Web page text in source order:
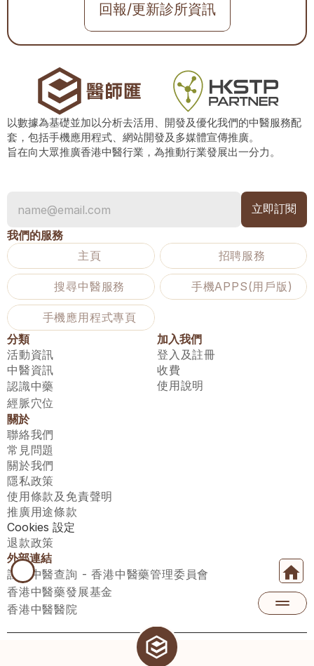
回報/更新診所資訊
以數據為基礎並加以分析去活用、開發及優化我們的中醫服務配
套，包括手機應用程式、網站開發及多媒體宣傳推廣。
旨在向大眾推廣香港中醫行業，為推動行業發展出一分力。
我們的服務
主頁
招聘服務
搜尋中醫服務 手機APPS(用戶版)
手機應用程式專頁
分類
活動資訊
中醫資訊
認識中藥
經脈穴位
加入我們
登入及註冊
收費
使用說明
關於
聯絡我們
常見問題
關於我們
隱私政策
使用條款及免責聲明
推廣用途條款
Cookies 設定
退款政策
外部連結
註冊中醫查詢 - 香港中醫藥管理委員會
香港中醫藥發展基金
香港中醫醫院
醫師匯有限公司 ECWAY LIMITED Copyright 2026© All rights